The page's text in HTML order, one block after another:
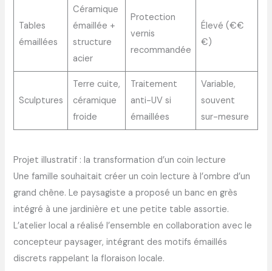
Tables
émaillées
Céramique
émaillée +
structure
acier
Protection
vernis
recommandée
Élevé (€€
€)
Sculptures
Terre cuite,
céramique
froide
Traitement
anti-UV si
émaillées
Variable,
souvent
sur-mesure
Projet illustratif : la transformation d’un coin lecture
Une famille souhaitait créer un coin lecture à l’ombre d’un
grand chêne. Le paysagiste a proposé un banc en grès
intégré à une jardinière et une petite table assortie.
L’atelier local a réalisé l’ensemble en collaboration avec le
concepteur paysager, intégrant des motifs émaillés
discrets rappelant la floraison locale.